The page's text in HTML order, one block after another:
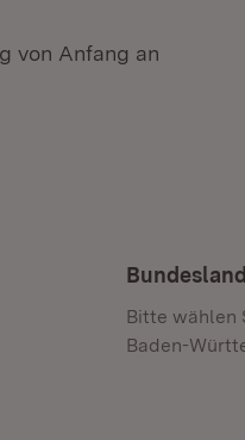
von Anfang an
Bundesland
Bitte wählen
Baden-